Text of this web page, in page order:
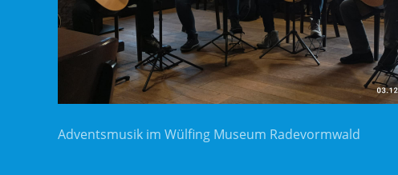
Adventsmusik im Wülfing Museum Radevormwald